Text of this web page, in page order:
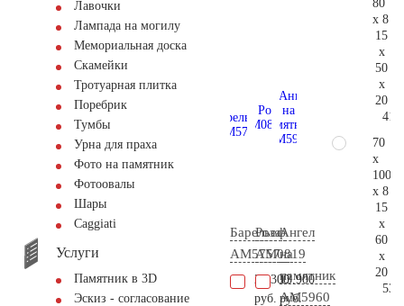
Лавочки
Лампада на могилу
Мемориальная доска
Скамейки
Тротуарная плитка
Поребрик
Тумбы
Урна для праха
Фото на памятник
Фотоовалы
Шары
Сaggiati
Услуги
Памятник в 3D
Эскиз - согласование
Барельеф
AM5757
21.300
руб.
Роза
AM0819
13.900
руб.
Ангел
на
памятник
AM5960
80
x 8
15
x
50
x
20
70
x
100
x 8
15
x
60
x
20